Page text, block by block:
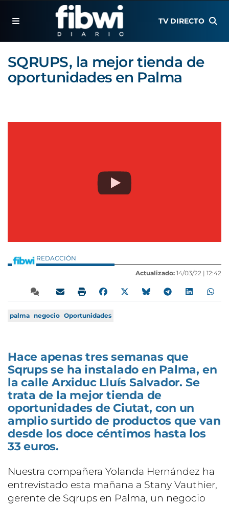
TV DIRECTO
SQRUPS, la mejor tienda de
oportunidades en Palma
REDACCIÓN
Actualizado: 14/03/22 | 12:42
palma negocio Oportunidades
Hace apenas tres semanas que
Sqrups se ha instalado en Palma, en
la calle Arxiduc Lluís Salvador. Se
trata de la mejor tienda de
oportunidades de Ciutat, con un
amplio surtido de productos que van
desde los doce céntimos hasta los
33 euros.
Nuestra compañera Yolanda Hernández ha
entrevistado esta mañana a Stany Vauthier,
gerente de Sqrups en Palma, un negocio